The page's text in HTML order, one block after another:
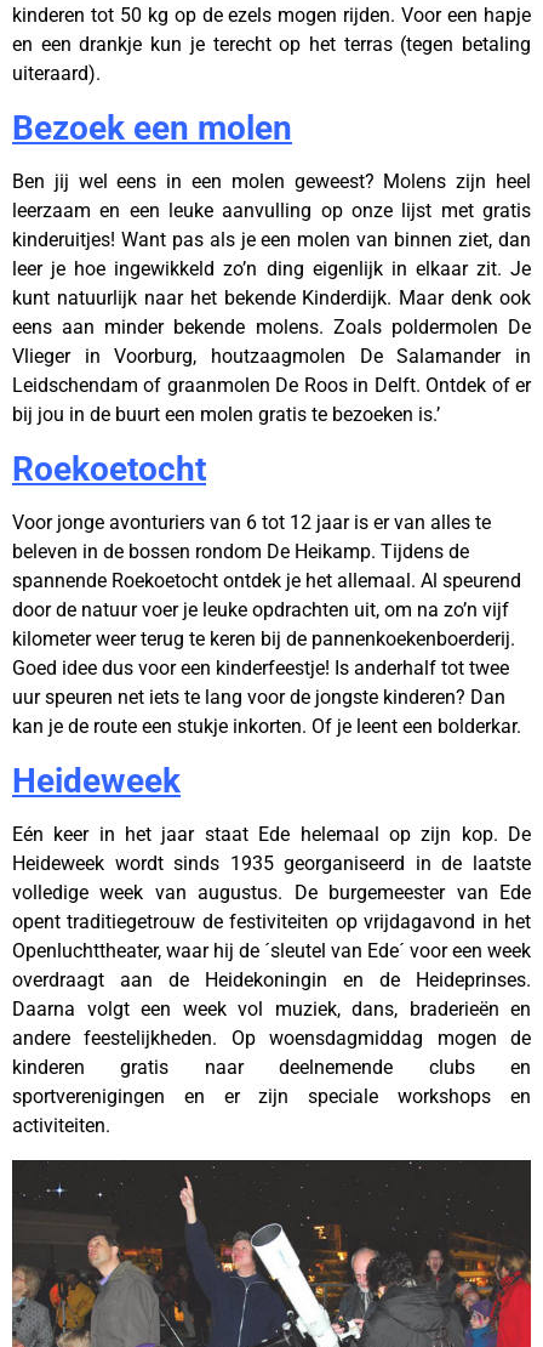
kinderen tot 50 kg op de ezels mogen rijden. Voor een hapje
en een drankje kun je terecht op het terras (tegen betaling
uiteraard).
Bezoek een molen
Ben jij wel eens in een molen geweest? Molens zijn heel
leerzaam en een leuke aanvulling op onze lijst met gratis
kinderuitjes! Want pas als je een molen van binnen ziet, dan
leer je hoe ingewikkeld zo’n ding eigenlijk in elkaar zit. Je
kunt natuurlijk naar het bekende Kinderdijk. Maar denk ook
eens aan minder bekende molens. Zoals poldermolen De
Vlieger in Voorburg, houtzaagmolen De Salamander in
Leidschendam of graanmolen De Roos in Delft. Ontdek of er
bij jou in de buurt een molen gratis te bezoeken is.’
Roekoetocht
Voor jonge avonturiers van 6 tot 12 jaar is er van alles te
beleven in de bossen rondom De Heikamp. Tijdens de
spannende Roekoetocht ontdek je het allemaal. Al speurend
door de natuur voer je leuke opdrachten uit, om na zo’n vijf
kilometer weer terug te keren bij de pannenkoekenboerderij.
Goed idee dus voor een kinderfeestje! Is anderhalf tot twee
uur speuren net iets te lang voor de jongste kinderen? Dan
kan je de route een stukje inkorten. Of je leent een bolderkar.
Heideweek
Eén keer in het jaar staat Ede helemaal op zijn kop. De
Heideweek wordt sinds 1935 georganiseerd in de laatste
volledige week van augustus. De burgemeester van Ede
opent traditiegetrouw de festiviteiten op vrijdagavond in het
Openluchttheater, waar hij de ´sleutel van Ede´ voor een week
overdraagt aan de Heidekoningin en de Heideprinses.
Daarna volgt een week vol muziek, dans, braderieën en
andere feestelijkheden. Op woensdagmiddag mogen de
kinderen gratis naar deelnemende clubs en
sportverenigingen en er zijn speciale workshops en
activiteiten.